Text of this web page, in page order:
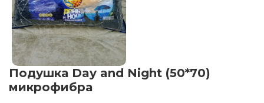
Подушка Day and Night (50*70)
микрофибра